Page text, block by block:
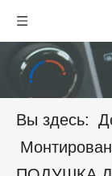
Вы здесь: